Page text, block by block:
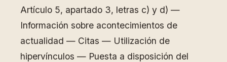
Artículo 5, apartado 3, letras c) y d) —
Información sobre acontecimientos de
actualidad — Citas — Utilización de
hipervínculos — Puesta a disposición del